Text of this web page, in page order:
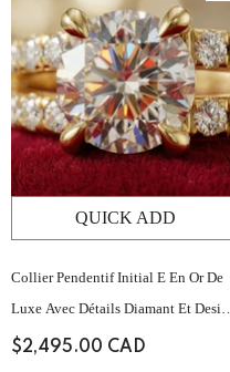
QUICK ADD
Collier Pendentif Initial E En Or De
Luxe Avec Détails Diamant Et Design
Minimaliste Épuré
$2,495.00 CAD